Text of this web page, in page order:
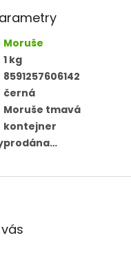
Moruše
1 kg
8591257606142
černá
Moruše tmavá
kontejner